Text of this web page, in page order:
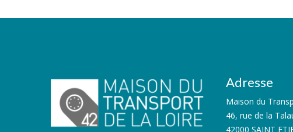
Adresse
Maison du
46, rue de la
42000 SAINT